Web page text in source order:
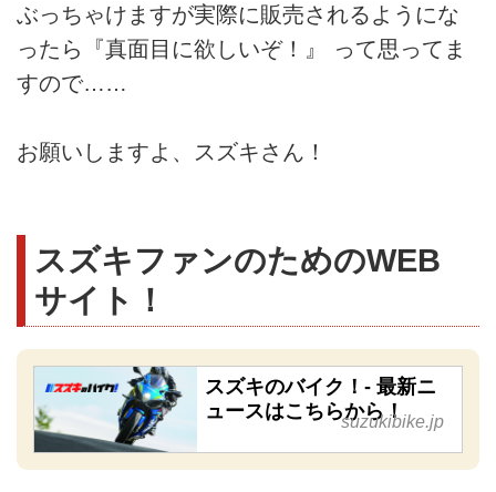
ぶっちゃけますが実際に販売されるようにな
ったら『真面目に欲しいぞ！』 って思ってま
すので……
お願いしますよ、スズキさん！
スズキファンのためのWEB
サイト！
スズキのバイク！- 最新ニ
ュースはこちらから！
suzukibike.jp